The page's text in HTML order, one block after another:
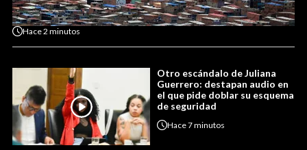
Hace2 minutos
Otro escándalo de Juliana
Guerrero: destapan audio en
el que pide doblar su esquema
de seguridad
Hace7 minutos